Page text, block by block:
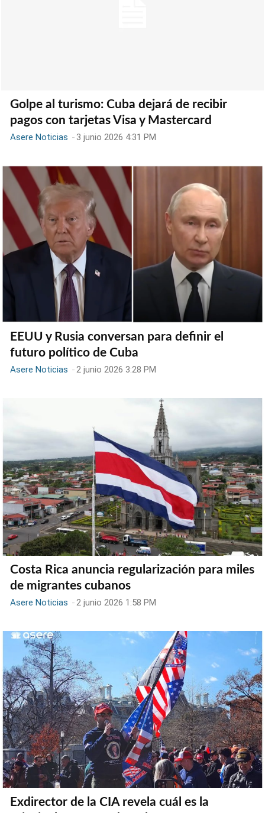
Golpe al turismo: Cuba dejará de recibir
pagos con tarjetas Visa y Mastercard
Asere Noticias - 3 junio 2026 4:31 PM
EEUU y Rusia conversan para definir el
futuro político de Cuba
Asere Noticias -2 junio 2026 3:28 PM
Costa Rica anuncia regularización para miles
de migrantes cubanos
Asere Noticias -2 junio 2026 1:58 PM
Exdirector de la CIA revela cuál es la